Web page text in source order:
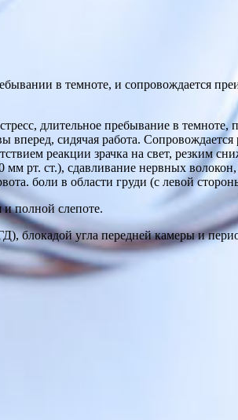
в темноте, и сопровождается
длительное пребывание в темноте,
сидячая работа.
реакции зрачка на свет, резким
рт. ст.), сдавливание нервных
боли в области груди (с левой
и полной слепоте.
блокадой угла передней камеры и